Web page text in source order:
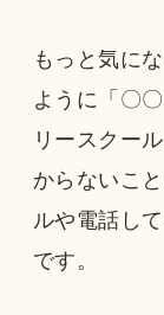
もっと気に
ように「〇
リースクー
からないこ
ルや電話し
です。